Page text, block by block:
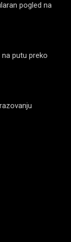
pogled na
putu preko